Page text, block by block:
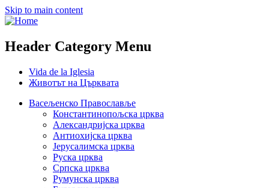
Skip to main content
Header Category Menu
Vida de la Iglesia
Животът на Църквата
Васељенско Православље
Константинопољска црква
Александријска црква
Антиохијска црква
Јерусалимска црква
Руска црква
Српска црква
Румунска црква